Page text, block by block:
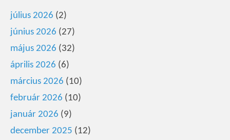
július 2026 (2)
június 2026 (27)
május 2026 (32)
április 2026 (6)
március 2026 (10)
február 2026 (10)
január 2026 (9)
december 2025 (12)